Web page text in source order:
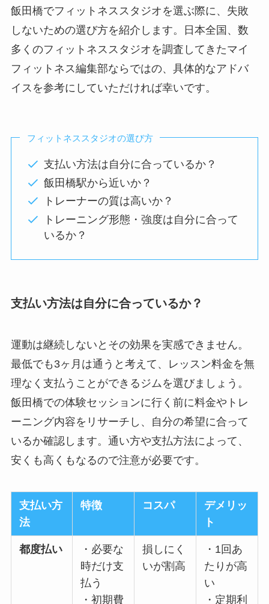
飯田橋でフィットネススタジオを選ぶ際に、失敗
しないための選び方を紹介します。日本全国、数
多くのフィットネススタジオを調査してきたマイ
フィットネス編集部ならではの、具体的なアドバ
イスを参考にしていただければ幸いです。
フィットネススタジオの選び方
支払い方法は自分に合っているか？
飯田橋駅から近いか？
トレーナーの質は高いか？
トレーニング形態・強度は自分に合って
いるか？
支払い方法は自分に合っているか？
運動は継続しないとその効果を実感できません。
最低でも3ヶ月は通うと考えて、レッスン料金を無
理なく支払うことができるジムを選びましょう。
飯田橋での体験セッションに行く前に料金やトレ
ーニング内容をリサーチし、自分の希望に合って
いるか確認します。通い方や支払方法によって、
安くも高くもなるので注意が必要です。
支払い方
法
特徴 コスパ
デメリッ
ト
都度払い
・必要な
時だけ支
払う
・初期費
損しにく
いが割高
・1回あ
たりが高
い
・定期利